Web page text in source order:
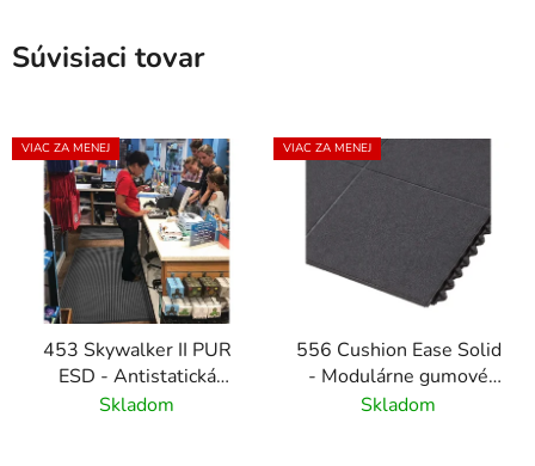
Súvisiaci tovar
VIAC ZA MENEJ
453 Skywalker II PUR
ESD - Antistatická
polyuretánová rohož s
Skladom
VIAC ZA MENEJ
556 Cushion Ease Solid
- Modulárne gumové
dlaždice pre ťažkú
Skladom